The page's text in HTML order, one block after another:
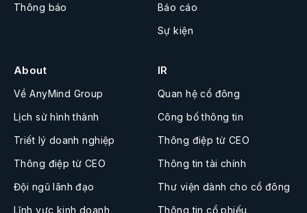
Thông báo
Báo cáo
Sự kiện
About
Về AnyMind Group
Lịch sử hình thành
Triết lý doanh nghiệp
Thông điệp từ CEO
Đội ngũ lãnh đạo
Lĩnh vực kinh doanh
IR
Quan hệ cổ đông
Công bố thông tin
Thông điệp từ CEO
Thông tin tài chính
Thư viện dành cho cổ đông
Thông tin cổ phiếu